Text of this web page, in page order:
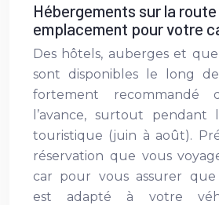
Hébergements sur la
emplacement pour votre
Des hôtels, auberges et
sont disponibles le long
fortement recommandé
l’avance, surtout pendant
touristique (juin à août).
réservation que vous
car pour vous assurer que
est adapté à votre